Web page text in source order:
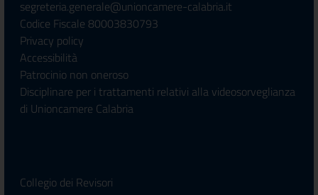
segreteria.generale@unioncamere-calabria.it
Codice Fiscale 80003830793
Privacy policy
Accessibilità
Patrocinio non oneroso
Disciplinare per i trattamenti relativi alla videosorveglianza
di Unioncamere Calabria
Collegio dei Revisori